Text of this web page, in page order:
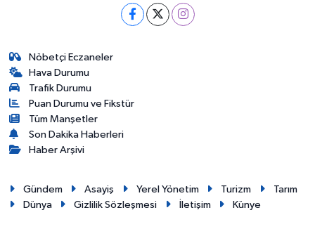
Nöbetçi Eczaneler
Hava Durumu
Trafik Durumu
Puan Durumu ve Fikstür
Tüm Manşetler
Son Dakika Haberleri
Haber Arşivi
Gündem Asayiş Yerel Yönetim Turizm
Tarım
Dünya
Gizlilik Sözleşmesi İletişim Künye